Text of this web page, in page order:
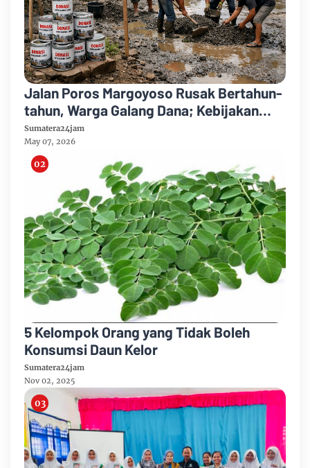
Jalan Poros Margoyoso Rusak Bertahun-
tahun, Warga Galang Dana; Kebijakan
Anggaran Pemkab Disorot
Sumatera24jam
May 07, 2026
5 Kelompok Orang yang Tidak Boleh
Konsumsi Daun Kelor
Sumatera24jam
Nov 02, 2025